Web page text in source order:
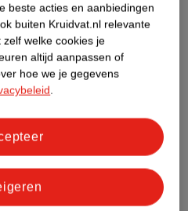
heeft (nog) geen Nature
beste acties en aanbiedingen
buiten Kruidvat.nl relevante
zelf welke cookies je
altijd aanpassen of
hoe we je gegevens
.